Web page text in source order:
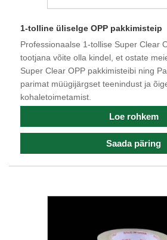
1-tolline üliselge OPP pakkimisteip
Professionaalse 1-tollise Super Clear
tootjana võite olla kindel, et ostate
Super Clear OPP pakkimisteibi ning
parimat müügijärgset teenindust ja
kohaletoimetamist.
Loe rohkem
Saada päring